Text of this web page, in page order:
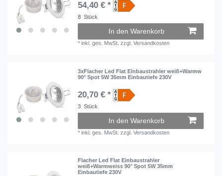
54,40 € *
8 Stück
In den Warenkorb
*inkl. ges. MwSt. zzgl.Versandkosten
3xFlacher Led Flat Einbaustrahler weiß+Warmw
90° Spot 5W 35mm Einbautiefe 230V
20,70 € *
3 Stück
In den Warenkorb
*inkl. ges. MwSt. zzgl.Versandkosten
Flacher Led Flat Einbaustrahler
weiß+Warmweiss 90° Spot 5W 35mm
Einbautiefe 230V